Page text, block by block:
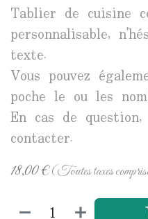
Tablier de cuisine
personnalisable,
texte.
Vous pouvez
poche le ou les
En cas de
contacter.
18,00€(Toutes taxes